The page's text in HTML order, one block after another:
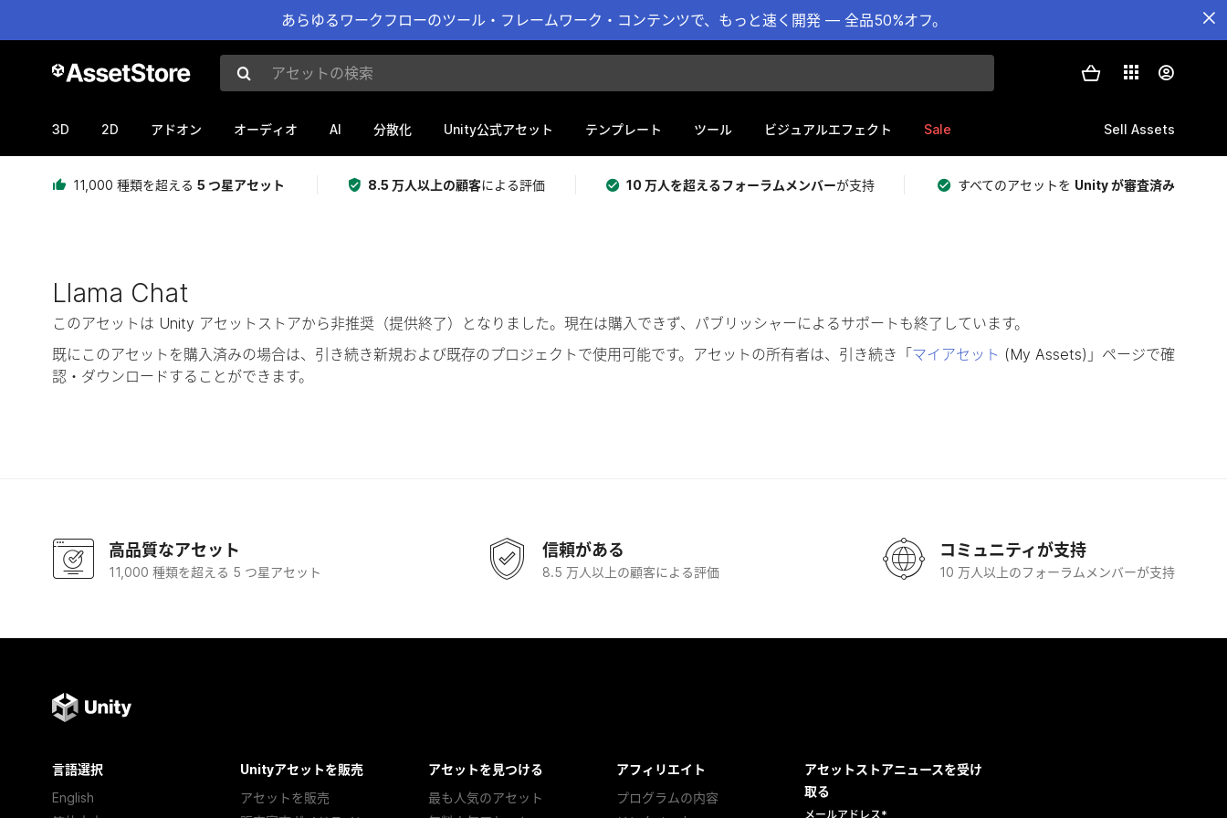
あらゆるワークフローのツール・フレームワーク・コンテンツで、もっと速く開発 — 全品50%オフ。
アセットの検索
3D 2D アドオン オーディオ AI 分散化 Unity公式アセット テンプレート ツール ビジュアルエフェクト Sale Sell Assets
11,000 種類を超える 5 つ星アセット 8.5 万人以上の顧客による評価 10 万人を超えるフォーラムメンバーが支持 すべてのアセットを Unity が審査済み
Llama Chat
このアセットは Unity アセットストアから非推奨（提供終了）となりました。現在は購入できず、パブリッシャーによるサポートも終了しています。
既にこのアセットを購入済みの場合は、引き続き新規および既存のプロジェクトで使用可能です。アセットの所有者は、引き続き「 マイアセット (My Assets)」ページで確
認・ダウンロードすることができます。
高品質なアセット
11,000 種類を超える 5 つ星アセット
信頼がある
8.5 万人以上の顧客による評価
コミュニティが支持
10 万人以上のフォーラムメンバーが支持
言語選択
English
Unityアセットを販売
アセットを販売
アセットを見つける
最も人気のアセット
アフィリエイト
プログラムの内容
アセットストアニュースを受け
取る
メールアドレス*